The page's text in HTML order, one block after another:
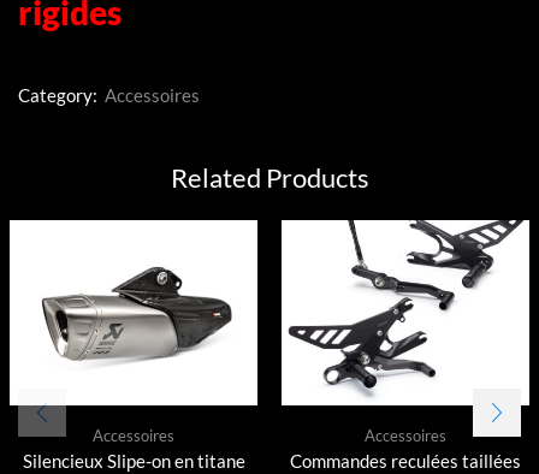
rigides
Category: Accessoires
Related Products
Accessoires
Silencieux Slipe-on en titane
Accessoires
Commandes reculées taillées